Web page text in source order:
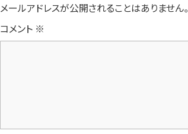
メールアドレスが公開されることはありません。
コメント ※